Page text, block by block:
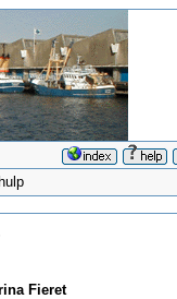
Fieret